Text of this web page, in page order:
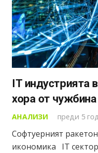
IT индустрията
хора от чужбина
АНАЛИЗИ преди 5
Софтуерният
икономика IT